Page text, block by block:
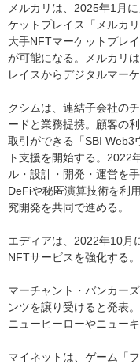
メルカリは、2025年1月
ケットプレイス「メルカ
大手NFTマーケットプレ
が可能になる。メルカリ
レイスからデジタルマー
クシムは、連結子会社の
ードと業務提携。顧客の
取引ができる「SBI Web3
ト支援を開始する。2022
ル・設計・開発・運営を
DeFiや秘匿演算技術を利
究開発を共同で進める。
エディアは、2022年10月
NFTサービスを強化する。
マーチャント・バンカー
ンツを譲り受けると発表
ニューヒーローやニュー
マイネットは、ゲーム「